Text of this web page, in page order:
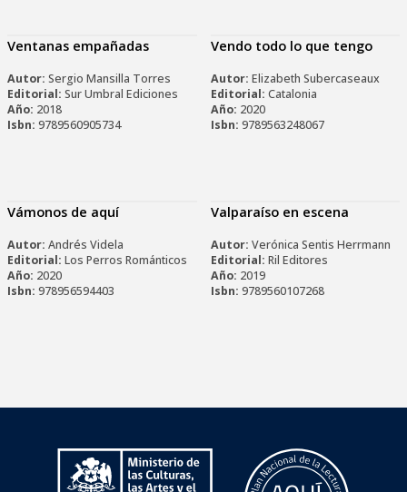
Ventanas empañadas
Autor: Sergio Mansilla Torres
Editorial: Sur Umbral Ediciones
Año: 2018
Isbn: 9789560905734
Vendo todo lo que tengo
Autor: Elizabeth Subercaseaux
Editorial: Catalonia
Año: 2020
Isbn: 9789563248067
Vámonos de aquí
Autor: Andrés Videla
Editorial: Los Perros Románticos
Año: 2020
Isbn: 978956594403
Valparaíso en escena
Autor: Verónica Sentis Herrmann
Editorial: Ril Editores
Año: 2019
Isbn: 9789560107268